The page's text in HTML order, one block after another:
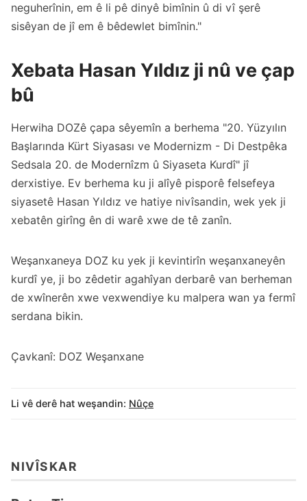
neguherînin, em ê li pê dinyê bimînin û di vî şerê
sisêyan de jî em ê bêdewlet bimînin."
Xebata Hasan Yıldız ji nû ve çap
bû
Herwiha DOZê çapa sêyemîn a berhema "20. Yüzyılın
Başlarında Kürt Siyasası ve Modernizm - Di Destpêka
Sedsala 20. de Modernîzm û Siyaseta Kurdî" jî
derxistiye. Ev berhema ku ji alîyê pisporê felsefeya
siyasetê Hasan Yıldız ve hatiye nivîsandin, wek yek ji
xebatên girîng ên di warê xwe de tê zanîn.
Weşanxaneya DOZ ku yek ji kevintirîn weşanxaneyên
kurdî ye, ji bo zêdetir agahîyan derbarê van berheman
de xwînerên xwe vexwendiye ku malpera wan ya fermî
serdana bikin.
Çavkanî: DOZ Weşanxane
Li vê derê hat weşandin: Nûçe
NIVÎSKAR